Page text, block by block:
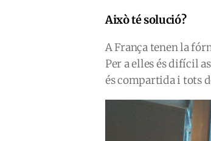
Això té solució?
A França tenen la
Per a elles és difícil
és compartida i tots